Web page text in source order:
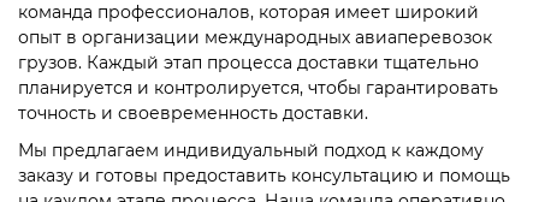
команда профессионалов, которая имеет широкий
опыт в организации международных авиаперевозок
грузов. Каждый этап процесса доставки тщательно
планируется и контролируется, чтобы гарантировать
точность и своевременность доставки.
Мы предлагаем индивидуальный подход к каждому
заказу и готовы предоставить консультацию и помощь